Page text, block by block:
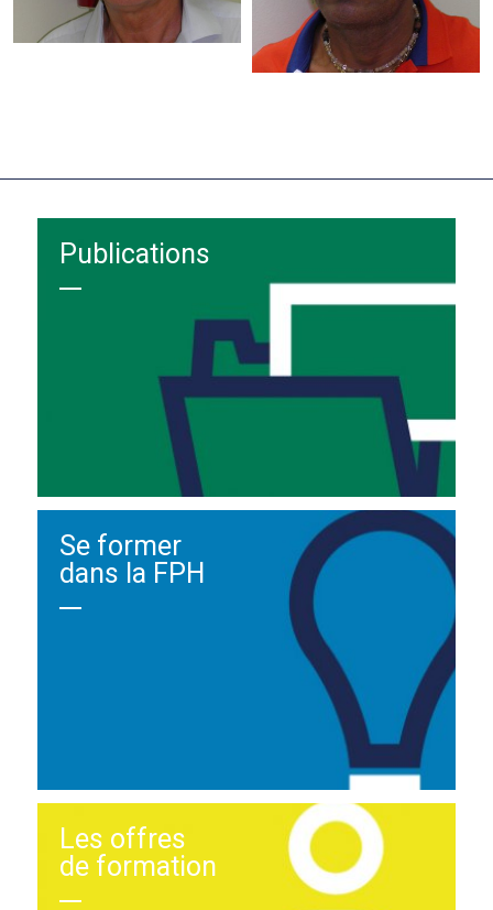
Publications
Se former
dans la FPH
Les offres
de formation